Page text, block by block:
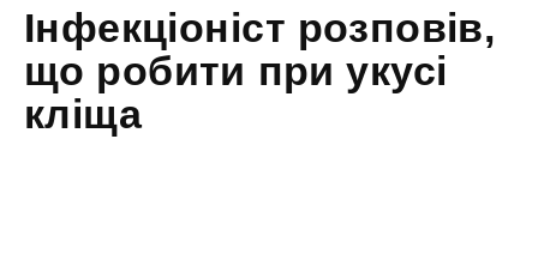
Інфекціоніст розповів,
що робити при укусі
кліща